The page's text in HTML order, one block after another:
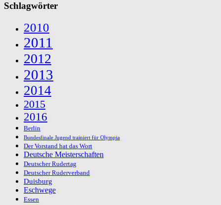
Schlagwörter
2010
2011
2012
2013
2014
2015
2016
Berlin
Bundesfinale Jugend trainiert für Olympia
Der Vorstand hat das Wort
Deutsche Meisterschaften
Deutscher Rudertag
Deutscher Ruderverband
Duisburg
Eschwege
Essen